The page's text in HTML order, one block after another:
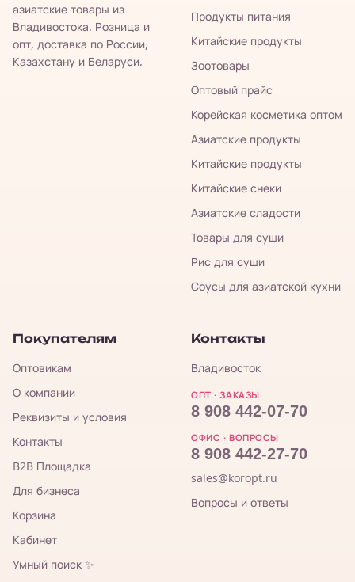
азиатские товары из
Владивостока. Розница и
опт, доставка по России,
Казахстану и Беларуси.
Продукты питания
Китайские продукты
Зоотовары
Оптовый прайс
Корейская косметика оптом
Азиатские продукты
Китайские продукты
Китайские снеки
Азиатские сладости
Товары для суши
Рис для суши
Соусы для азиатской кухни
Покупателям
Оптовикам
О компании
Реквизиты и условия
Контакты
B2B Площадка
Для бизнеса
Корзина
Кабинет
Умный поиск ✨
Контакты
Владивосток
ОПТ · ЗАКАЗЫ
8 908 442-07-70
ОФИС · ВОПРОСЫ
8 908 442-27-70
sales@koropt.ru
Вопросы и ответы